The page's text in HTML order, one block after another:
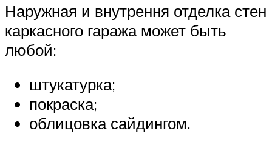
Наружная и внутрення отделка стен
каркасного гаража может быть
любой:
штукатурка;
покраска;
облицовка сайдингом.